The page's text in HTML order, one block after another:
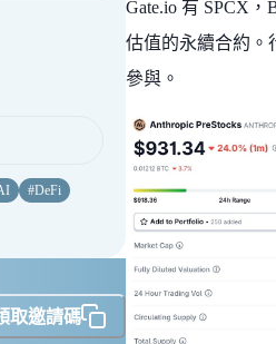
#DeFi
取邀請碼
Gate.io 有 SPCX，
估值的永續合約。
參與。